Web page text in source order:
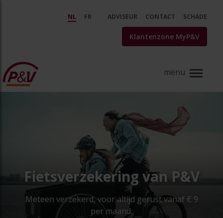
Fietsverzekering | P&amp;V
NL FR ADVISEUR CONTACT SCHADE
Klantenzone MyP&V
Fietsverzekering van P&V
Meteen verzekerd, voor altijd gerust vanaf € 9
per maand.